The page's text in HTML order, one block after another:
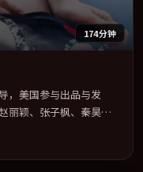
174分钟
，美国参与出品与发
丽颖、张子枫、秦昊联
力求统一。定于
，2025 年度话题片中口